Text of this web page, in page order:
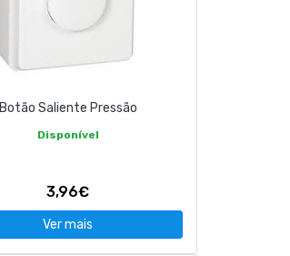
Botão Saliente Pressão
Disponível
3,96€
Ver mais